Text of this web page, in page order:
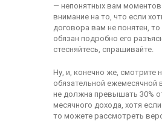
— непонятных вам
внимание на то, что если
договора вам не понятен,
обязан подробно его
стесняйтесь, спрашивайте.
Ну, и, конечно же, смотрите
обязательной ежемесячной
не должна превышать 30%
месячного дохода, хотя
то можете рассмотреть